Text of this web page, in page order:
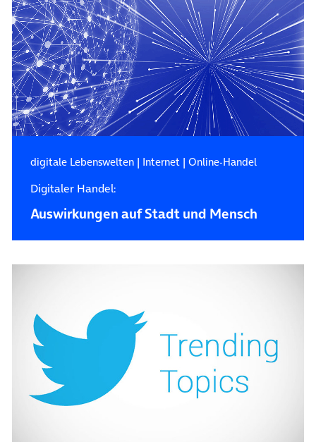
digitale Lebenswelten| Internet| Online-Handel
Digitaler Handel:
Auswirkungen auf Stadt und Mensch